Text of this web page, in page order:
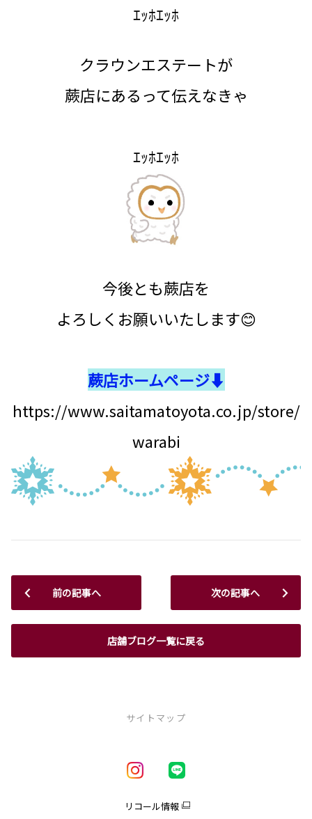
ｴｯﾎｴｯﾎ
クラウンエステートが
蕨店にあるって伝えなきゃ
ｴｯﾎｴｯﾎ
今後とも蕨店を
よろしくお願いいたします😊
蕨店ホームページ⬇
https://www.saitamatoyota.co.jp/store/
warabi
前の記事へ
店舗ブログ一覧に戻る
次の記事へ
サイトマップ
リコール情報